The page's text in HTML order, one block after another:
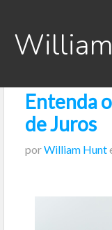
William
CURSO TESOURO
Entenda
de Juros
porWilliam Hunt